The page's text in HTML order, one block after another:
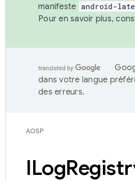
manifeste android-
Pour en savoir plus,
dans votre langue
des erreurs.
AOSP
ILog